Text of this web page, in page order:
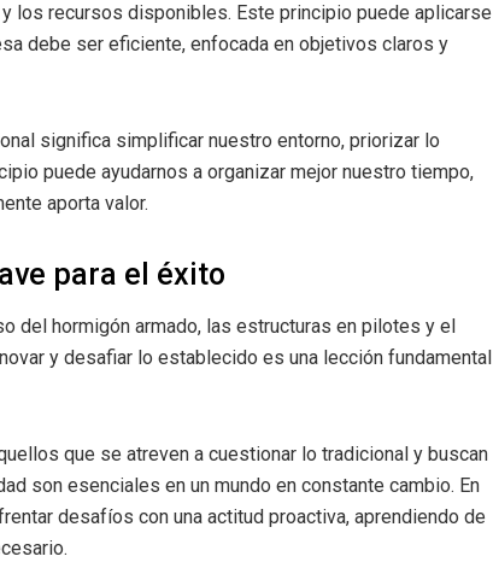
los recursos disponibles. Este principio puede aplicarse
debe ser eficiente, enfocada en objetivos claros y
significa simplificar nuestro entorno, priorizar lo
puede ayudarnos a organizar mejor nuestro tiempo,
aporta valor.
para el éxito
del hormigón armado, las estructuras en pilotes y el
y desafiar lo establecido es una lección fundamental
que se atreven a cuestionar lo tradicional y buscan
son esenciales en un mundo en constante cambio. En
desafíos con una actitud proactiva, aprendiendo de